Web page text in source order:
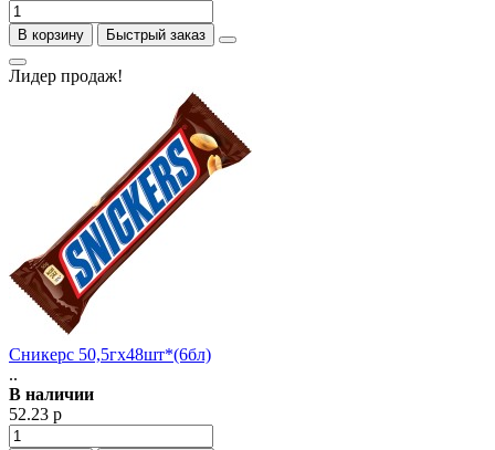
В корзину Быстрый заказ
Лидер продаж!
Сникерс 50,5гх48шт*(6бл)
..
В наличии
52.23 р